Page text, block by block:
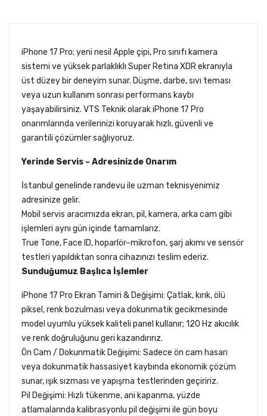
iPhone 17 Pro; yeni nesil Apple çipi, Pro sınıfı kamera
sistemi ve yüksek parlaklıklı Super Retina XDR ekranıyla
üst düzey bir deneyim sunar. Düşme, darbe, sıvı teması
veya uzun kullanım sonrası performans kaybı
yaşayabilirsiniz. VTS Teknik olarak iPhone 17 Pro
onarımlarında verilerinizi koruyarak hızlı, güvenli ve
garantili çözümler sağlıyoruz.
Yerinde Servis – Adresinizde Onarım
İstanbul genelinde randevu ile uzman teknisyenimiz
adresinize gelir.
Mobil servis aracımızda ekran, pil, kamera, arka cam gibi
işlemleri aynı gün içinde tamamlarız.
True Tone, Face ID, hoparlör–mikrofon, şarj akımı ve sensör
testleri yapıldıktan sonra cihazınızı teslim ederiz.
Sunduğumuz Başlıca İşlemler
iPhone 17 Pro Ekran Tamiri & Değişimi: Çatlak, kırık, ölü
piksel, renk bozulması veya dokunmatik gecikmesinde
model uyumlu yüksek kaliteli panel kullanır; 120 Hz akıcılık
ve renk doğruluğunu geri kazandırırız.
Ön Cam / Dokunmatik Değişimi: Sadece ön cam hasarı
veya dokunmatik hassasiyet kaybında ekonomik çözüm
sunar, ışık sızması ve yapışma testlerinden geçiririz.
Pil Değişimi: Hızlı tükenme, ani kapanma, yüzde
atlamalarında kalibrasyonlu pil değişimi ile gün boyu